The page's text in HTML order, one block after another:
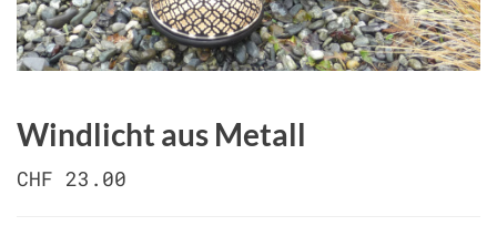
Windlicht aus Metall
CHF 23.00